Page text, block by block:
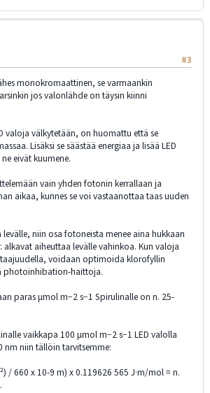
#3
monokromaattinen, se varmaankin
jos valonlähde on täysin kiinni
valoja välkytetään, on huomattu että se
Lisäksi se säästää energiaa ja lisää LED
eivät kuumene.
vain yhden fotonin kerrallaan ja
aikaa, kunnes se voi vastaanottaa taas uuden
niin osa fotoneista menee aina hukkaan
alkavat aiheuttaa levälle vahinkoa. Kun valoja
voidaan optimoida klorofyllin
photoinhibation-haittoja.
paras μmol m−2 s−1 Spirulinalle on n. 25-
vaikkapa 100 μmol m−2 s−1 LED valolla
nm niin tällöin tarvitsemme:
/ 660 x 10-9 m) x 0.119626 565 J·m/mol = n.